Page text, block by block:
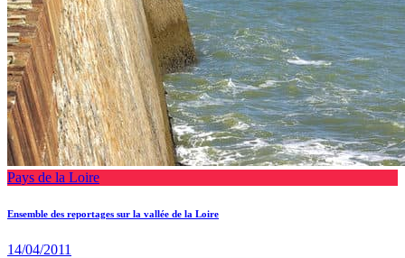
Pays de la Loire
Ensemble des reportages sur la vallée de la Loire
14/04/2011